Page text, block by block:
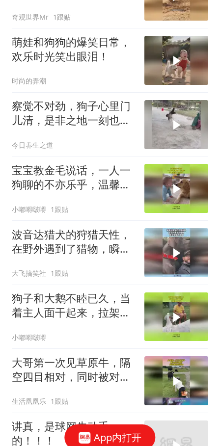
奇观世界Mr 1跟贴
萌娃和狗狗的爆笑日常，
欢乐时光笑出眼泪！
时尚的弄潮
察觉不对劲，狗子心里门
儿清，是非之地一刻也不
今日养生之道
宝宝教金毛说话，一人一
狗聊的不亦乐乎，温馨画
小嘟嘚啵嘚 1跟贴
波音达猎犬的狩猎天性，
在野外遇到了猎物，瞬间
大飞搞笑社 1跟贴
狗子和大鹅不睦已久，当
着主人面干起来，拉架都
小嘟嘚啵嘚
大哥第一次见草原牛，隔
空四目相对，同时被对方
生活凰凰乐 1跟贴
讲真，是球网先动手
的！！！
App内打开